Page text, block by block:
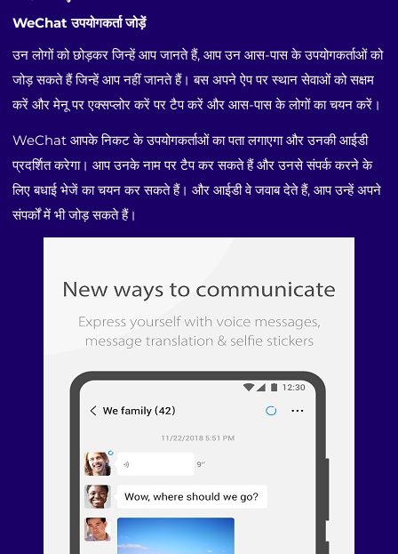
WeChat उपयोगकर्ता जोड़ें
उन लोगों को छोड़कर जिन्हें आप जानते हैं, आप उन आस-पास के उपयोगकर्ताओं को
जोड़ सकते हैं जिन्हें आप नहीं जानते हैं। बस अपने ऐप पर स्थान सेवाओं को सक्षम
करें और मेनू पर एक्सप्लोर करें पर टैप करें और आस-पास के लोगों का चयन करें।
WeChat आपके निकट के उपयोगकर्ताओं का पता लगाएगा और उनकी आईडी
प्रदर्शित करेगा। आप उनके नाम पर टैप कर सकते हैं और उनसे संपर्क करने के
लिए बधाई भेजें का चयन कर सकते हैं। और आईडी वे जवाब देते हैं, आप उन्हें अपने
संपर्कों में भी जोड़ सकते हैं।